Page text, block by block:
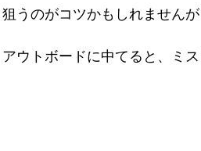
うのがコツかもしれませんが
ウトボードに中てると、ミ